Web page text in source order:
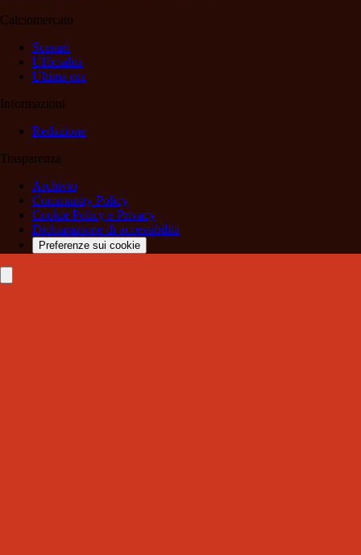
Calciomercato
Scenari
Ufficialità
Ultima ora
Informazioni
Redazione
Trasparenza
Archivio
Community Policy
Cookie Policy e Privacy
Dichiarazione di accessibilità
Preferenze sui cookie